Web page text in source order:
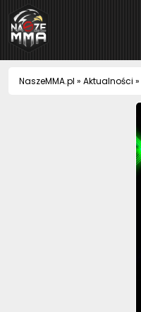
NaszeMMA
NaszeMMA.pl » Aktualności »